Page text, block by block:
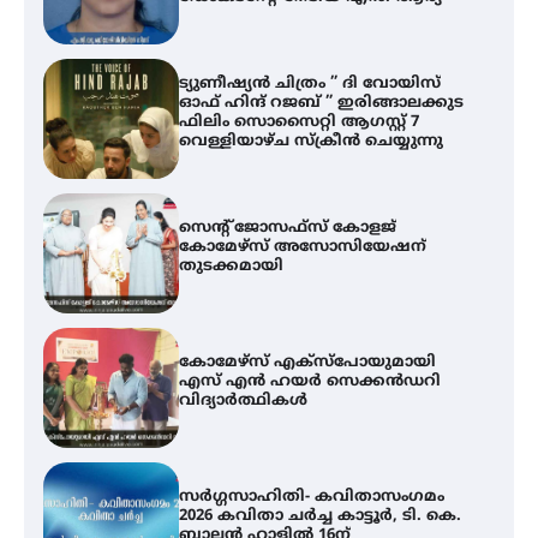
ട്യുണീഷ്യൻ ചിത്രം ” ദി വോയിസ്
ഓഫ് ഹിന്ദ് റജബ് ” ഇരിങ്ങാലക്കുട
ഫിലിം സൊസൈറ്റി ആഗസ്റ്റ് 7
വെള്ളിയാഴ്ച സ്‌ക്രീൻ ചെയ്യുന്നു
സെന്റ് ജോസഫ്സ് കോളജ്
കോമേഴ്‌സ് അസോസിയേഷന്
തുടക്കമായി
കോമേഴ്സ് എക്സ്പോയുമായി
എസ് എൻ ഹയർ സെക്കൻഡറി
വിദ്യാർത്ഥികൾ
സർഗ്ഗസാഹിതി- കവിതാസംഗമം
2026 കവിതാ ചർച്ച കാട്ടൂർ, ടി. കെ.